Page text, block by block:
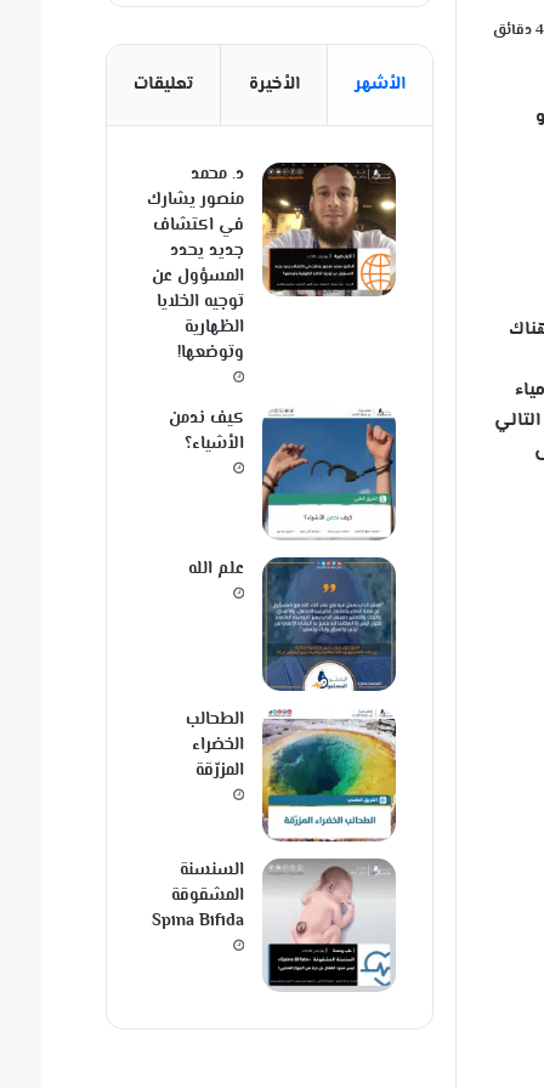
هناك
على مومياء
الأشهر الأخيرة تعليقات
د. محمد
منصور يشارك
في اكتشاف
جديد يحدد
المسؤول عن
توجيه الخلايا
الظهارية
وتوضعها!
كيف ندمن
الأشياء؟
علم الله
الطحالب
الخضراء
المزرّقة
السنسنة
المشقوقة
Spina Bifida